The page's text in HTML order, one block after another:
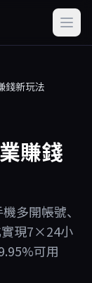
錢新玩法
賺錢
多開帳號、
實現7×24小
可用